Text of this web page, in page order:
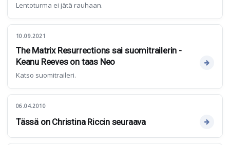
Lentoturma ei jätä rauhaan.
10.09.2021
The Matrix Resurrections sai suomitrailerin -
Keanu Reeves on taas Neo
Katso suomitraileri.
06.04.2010
Tässä on Christina Riccin seuraava